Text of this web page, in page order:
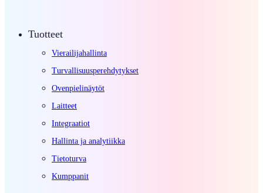
Tuotteet
Vierailijahallinta
Turvallisuusperehdytykset
Ovenpielinäytöt
Laitteet
Integraatiot
Hallinta ja analytiikka
Tietoturva
Kumppanit